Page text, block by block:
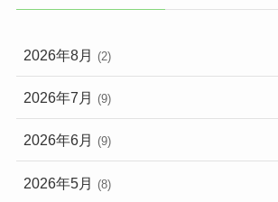
2026年8月 (2)
2026年7月 (9)
2026年6月 (9)
2026年5月 (8)